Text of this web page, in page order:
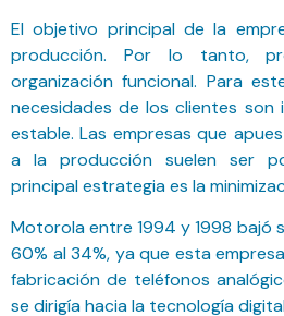
El objetivo principal de la
producción. Por lo tanto,
organización funcional. Para
necesidades de los clientes son
estable. Las empresas que
a la producción suelen ser
principal estrategia es la
Motorola entre 1994 y 1998 bajó
60% al 34%, ya que esta
fabricación de teléfonos
se dirigía hacia la tecnología